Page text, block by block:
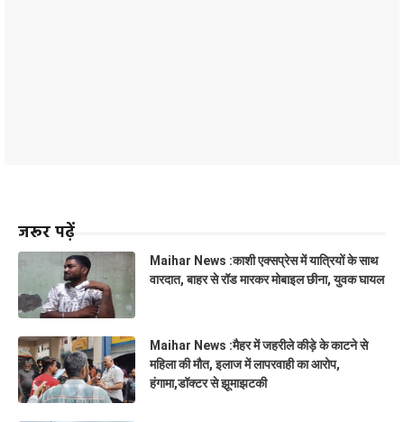
जरूर पढ़ें
Maihar News :काशी एक्सप्रेस में यात्रियों के साथ
वारदात, बाहर से रॉड मारकर मोबाइल छीना, युवक घायल
Maihar News :मैहर में जहरीले कीड़े के काटने से
महिला की मौत, इलाज में लापरवाही का आरोप,
हंगामा,डॉक्टर से झूमाझटकी